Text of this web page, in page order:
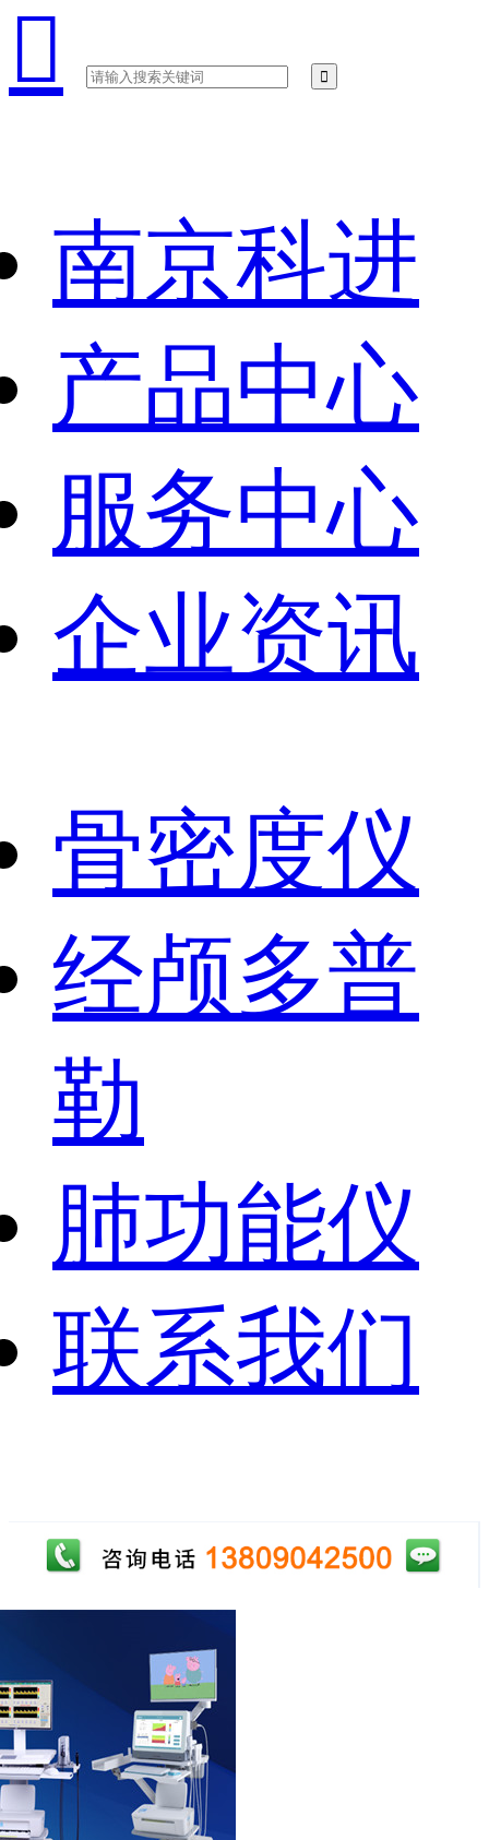

南京科进
产品中心
服务中心
企业资讯
骨密度仪
经颅多普
勒
肺功能仪
联系我们